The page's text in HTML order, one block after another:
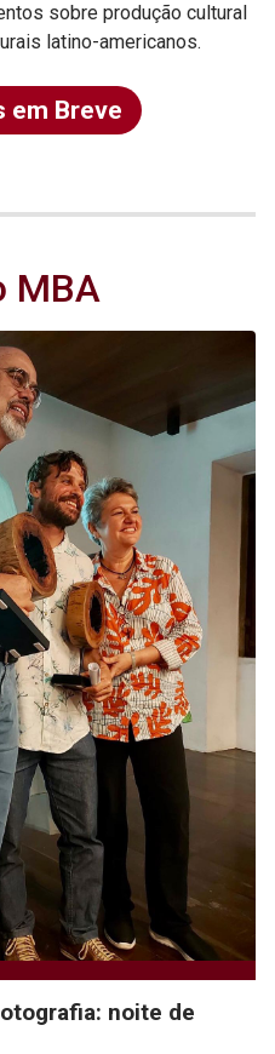
sobre produção cultural
latino-americanos.
em Breve
MBA
noite de